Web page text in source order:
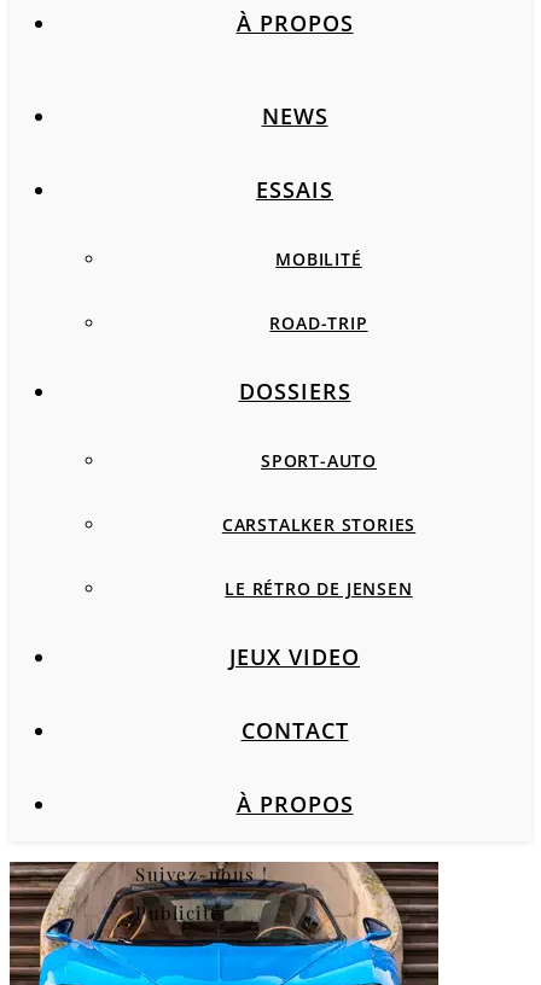
À PROPOS
NEWS
ESSAIS
MOBILITÉ
ROAD-TRIP
DOSSIERS
SPORT-AUTO
CARSTALKER STORIES
LE RÉTRO DE JENSEN
JEUX VIDEO
CONTACT
À PROPOS
Suivez-nous !
Publicité